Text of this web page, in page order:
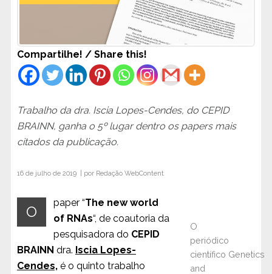
Compartilhe! / Share this!
Trabalho da dra. Iscia Lopes-Cendes, do CEPID
BRAINN, ganha o 5º lugar dentro os papers mais
citados da publicação.
16 de julho de 2019 | por Redação WebContent
O
periódico
científico Genetics
and
O
paper “The new world
of RNAs“, de coautoria da
pesquisadora do CEPID
BRAINN dra. Iscia Lopes-
Cendes,é o quinto trabalho